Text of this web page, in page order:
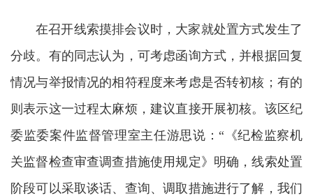
在召开线索摸排会议时，大家就处置方式发生了
分歧。有的同志认为，可考虑函询方式，并根据回复
情况与举报情况的相符程度来考虑是否转初核；有的
则表示这一过程太麻烦，建议直接开展初核。该区纪
委监委案件监督管理室主任游思说：“《纪检监察机
关监督检查审查调查措施使用规定》明确，线索处置
阶段可以采取谈话、查询、调取措施进行了解，我们